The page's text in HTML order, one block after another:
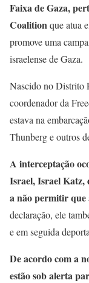
Faixa de Gaza,
Coalitionque atua
promove uma
israelense de Gaza.
Nascido no Distrito
coordenador da
estava na
Thunberg e outros
A interceptação
Israel, Israel Katz,
a não permitir que
declaração, ele
e em seguida
De acordo com a
estão sob alerta